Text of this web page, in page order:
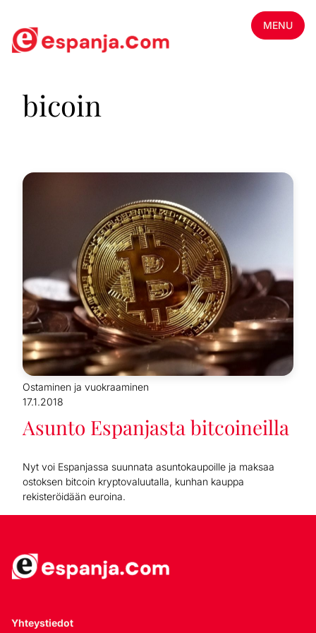
MENU
bicoin
Ostaminen ja vuokraaminen
17.1.2018
Asunto Espanjasta bitcoineilla
Nyt voi Espanjassa suunnata asuntokaupoille ja maksaa
ostoksen bitcoin kryptovaluutalla, kunhan kauppa
rekisteröidään euroina.
Yhteystiedot